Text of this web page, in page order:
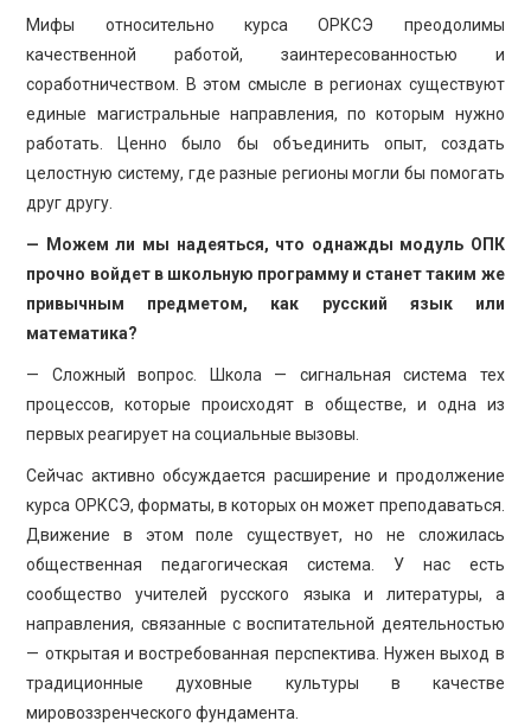
Мифы относительно курса ОРКСЭ преодолимы
качественной работой, заинтересованностью и
соработничеством. В этом смысле в регионах существуют
единые магистральные направления, по которым нужно
работать. Ценно было бы объединить опыт, создать
целостную систему, где разные регионы могли бы помогать
друг другу.
— Можем ли мы надеяться, что однажды модуль ОПК
прочно войдет в школьную программу и станет таким же
привычным предметом, как русский язык или
математика?
— Сложный вопрос. Школа — сигнальная система тех
процессов, которые происходят в обществе, и одна из
первых реагирует на социальные вызовы.
Сейчас активно обсуждается расширение и продолжение
курса ОРКСЭ, форматы, в которых он может преподаваться.
Движение в этом поле существует, но не сложилась
общественная педагогическая система. У нас есть
сообщество учителей русского языка и литературы, а
направления, связанные с воспитательной деятельностью
— открытая и востребованная перспектива. Нужен выход в
традиционные духовные культуры в качестве
мировоззренческого фундамента.